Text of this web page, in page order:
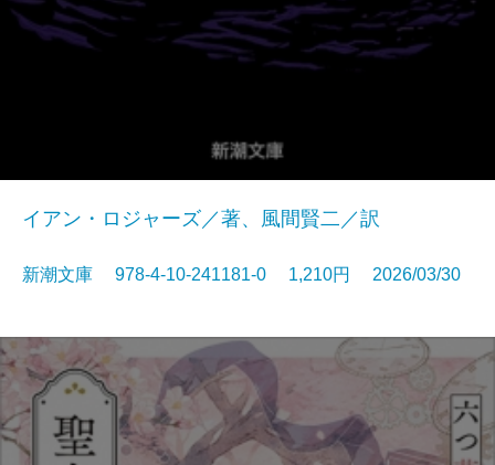
イアン・ロジャーズ／著、風間賢二／訳
新潮文庫 978-4-10-241181-0 1,210円 2026/03/30